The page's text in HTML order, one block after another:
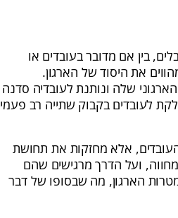
בין אם מדובר בעובדים או
את היסוד של הארגון.
שלה ונותנת לעובדיה סדנה
לעובדים בקבוק שתייה רב פעמי
אלא מחזקות את תחושת
ועל הדרך מרגישים שהם
הארגון, מה שבסופו של דבר